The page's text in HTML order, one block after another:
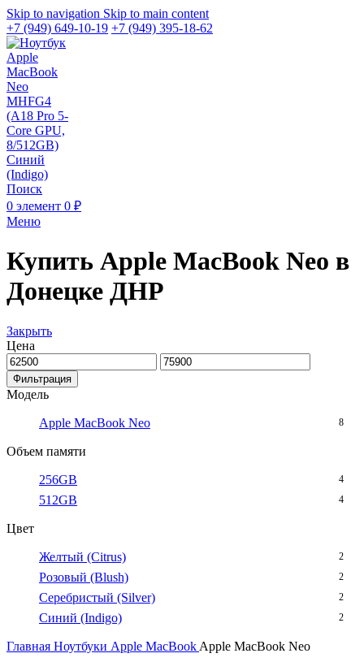
Skip to navigation Skip to main content
+7 (949) 649-10-19 +7 (949) 395-18-62
Поиск
0 элемент 0 ₽
Меню
Купить Apple MacBook Neo в
Донецке ДНР
Закрыть
Цена
Минимальная
цена
Максимальная
цена
Фильтрация
Модель
Apple MacBook Neo 8
Объем памяти
256GB 4
512GB 4
Цвет
Желтый (Citrus) 2
Розовый (Blush) 2
Серебристый (Silver) 2
Синий (Indigo) 2
Главная Ноутбуки Apple MacBook Apple MacBook Neo